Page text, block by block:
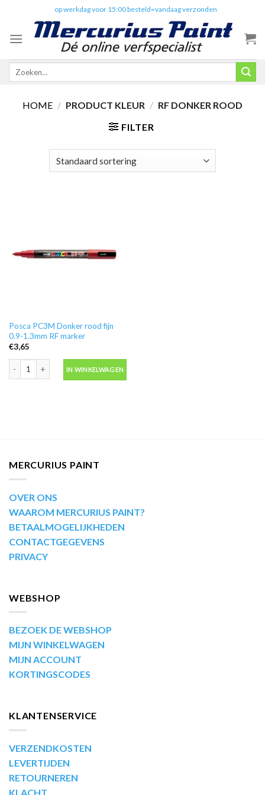
content
op werkdag voor 15:00 besteld=vandaag verzonden
Zoeken
HOME / PRODUCT KLEUR / RF DONKER ROOD
FILTER
Posca PC3M Donker rood fijn
0.9-1.3mm RF marker
€3,65
IN WINKELWAGEN
MERCURIUS PAINT
OVER ONS
WAAROM MERCURIUS PAINT?
BETAALMOGELIJKHEDEN
CONTACTGEGEVENS
PRIVACY
WEBSHOP
BEZOEK DE WEBSHOP
MIJN WINKELWAGEN
MIJN ACCOUNT
KORTINGSCODES
KLANTENSERVICE
VERZENDKOSTEN
LEVERTIJDEN
RETOURNEREN
KLACHT